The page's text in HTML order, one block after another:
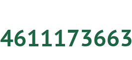
4611173663